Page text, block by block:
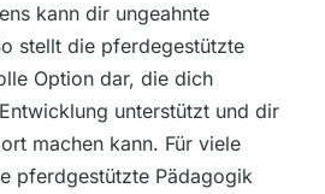
kann dir ungeahnte
stellt die pferdegestützte
Option dar, die dich
unterstützt und dir
machen kann. Für viele
pferdgestützte Pädagogik